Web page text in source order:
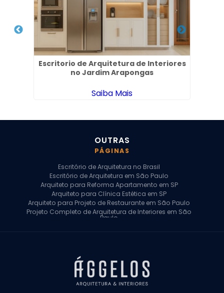
Escritorio de Arquitetura de Interiores
no Jardim Arapongas
Saiba Mais
OUTRAS
PÁGINAS
Escritório de Arquitetura no Brasil
Escritório de Arquitetura em São Paulo
Arquiteto para Reforma Apartamento em SP
Arquiteto para Clínica Estética em SP
Arquiteto para Projeto de Restaurante em São Paulo
Projeto Completo de Arquitetura de Interiores em São
Paulo
Arquiteto para Projeto Comercial em São Paulo
Arquiteto Comercial
Arquiteto para Reforma de Apartamento
Arquiteto para Reforma Residencial